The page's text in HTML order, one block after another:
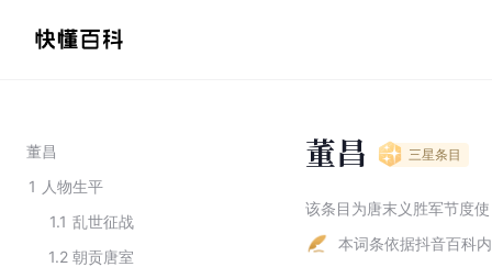
董昌
1 人物生平
1.1 乱世征战
1.2 朝贡唐室
董昌 三星条目
该条目为唐末义胜军节度使
本词条依据抖音百科